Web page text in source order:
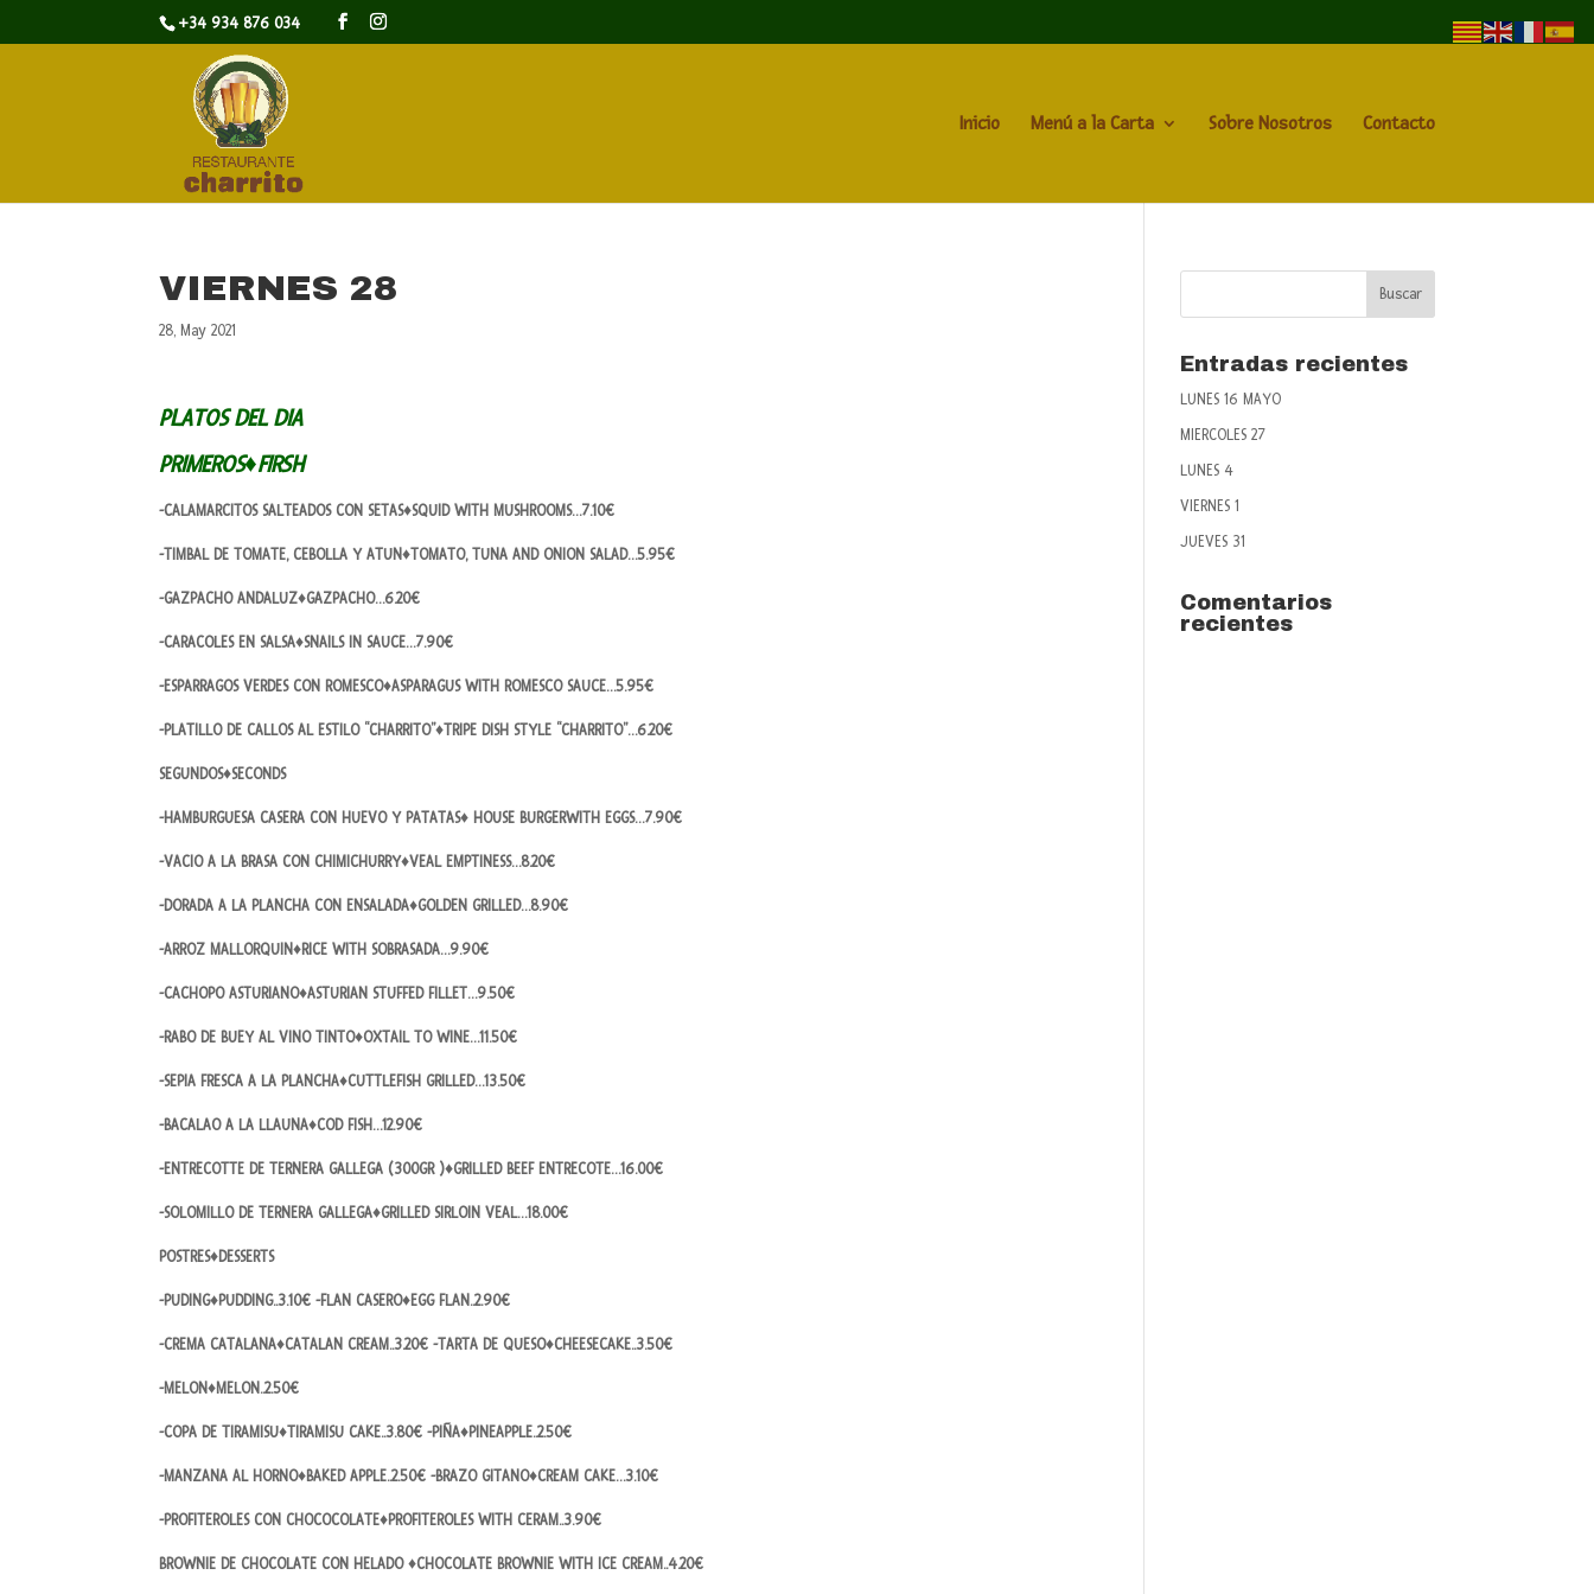
+34 934 876 034
Inicio Menú a la Carta Sobre Nosotros Contacto
VIERNES 28
28, May 2021
PLATOS DEL DIA
PRIMEROS♦FIRSH
-CALAMARCITOS SALTEADOS CON SETAS♦SQUID WITH MUSHROOMS…7.10€
-TIMBAL DE TOMATE, CEBOLLA Y ATUN♦TOMATO, TUNA AND ONION SALAD…5.95€
-GAZPACHO ANDALUZ♦GAZPACHO…6.20€
-CARACOLES EN SALSA♦SNAILS IN SAUCE…7.90€
-ESPARRAGOS VERDES CON ROMESCO♦ASPARAGUS WITH ROMESCO SAUCE…5.95€
-PLATILLO DE CALLOS AL ESTILO “CHARRITO”♦TRIPE DISH STYLE “CHARRITO”…6.20€
SEGUNDOS♦SECONDS
-HAMBURGUESA CASERA CON HUEVO Y PATATAS♦ HOUSE BURGERWITH EGGS…7.90€
-VACIO A LA BRASA CON CHIMICHURRY♦VEAL EMPTINESS…8.20€
-DORADA A LA PLANCHA CON ENSALADA♦GOLDEN GRILLED…8.90€
-ARROZ MALLORQUIN♦RICE WITH SOBRASADA…9.90€
-CACHOPO ASTURIANO♦ASTURIAN STUFFED FILLET…9.50€
-RABO DE BUEY AL VINO TINTO♦OXTAIL TO WINE…11.50€
-SEPIA FRESCA A LA PLANCHA♦CUTTLEFISH GRILLED…13.50€
-BACALAO A LA LLAUNA♦COD FISH…12.90€
-ENTRECOTTE DE TERNERA GALLEGA (300GR )♦GRILLED BEEF ENTRECOTE…16.00€
-SOLOMILLO DE TERNERA GALLEGA♦GRILLED SIRLOIN VEAL…18.00€
POSTRES♦DESSERTS
-PUDING♦PUDDING..3.10€ -FLAN CASERO♦EGG FLAN..2.90€
-CREMA CATALANA♦CATALAN CREAM..3.20€ -TARTA DE QUESO♦CHEESECAKE..3.50€
-MELON♦MELON..2.50€
-COPA DE TIRAMISU♦TIRAMISU CAKE..3.80€ -PIÑA♦PINEAPPLE..2.50€
-MANZANA AL HORNO♦BAKED APPLE..2.50€ -BRAZO GITANO♦CREAM CAKE…3.10€
-PROFITEROLES CON CHOCOCOLATE♦PROFITEROLES WITH CERAM..3.90€
BROWNIE DE CHOCOLATE CON HELADO ♦CHOCOLATE BROWNIE WITH ICE CREAM..4.20€
Entradas recientes
LUNES 16 MAYO
MIERCOLES 27
LUNES 4
VIERNES 1
JUEVES 31
Comentarios
recientes